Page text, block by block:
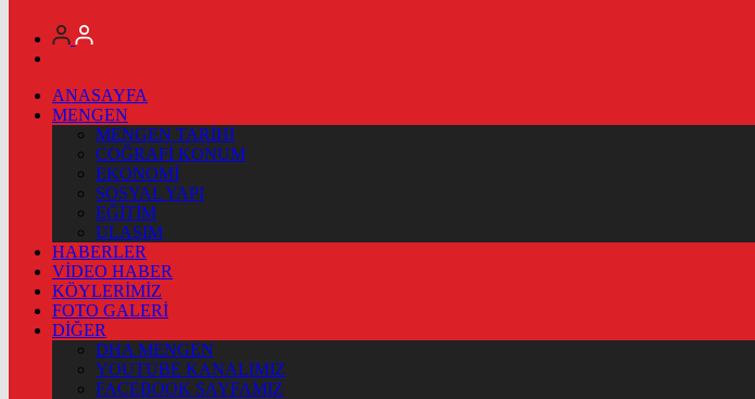
ANASAYFA
MENGEN
MENGEN TARİHİ
COĞRAFİ KONUM
EKONOMİ
SOSYAL YAPI
EĞİTİM
ULAŞIM
HABERLER
VİDEO HABER
KÖYLERİMİZ
FOTO GALERİ
DİĞER
DHA MENGEN
YOUTUBE KANALIMIZ
FACEBOOK SAYFAMIZ